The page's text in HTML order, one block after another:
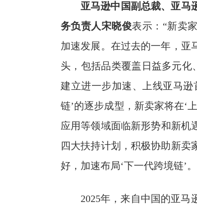
亚马逊中国副总裁、亚马
务负责人宋晓俊表示：“新卖
加速发展。在过去的一年，亚
头，包括品类覆盖日益多元化
建立进一步加速、上线亚马
链’的逐步成型，新卖家将在‘
应用等领域面临新形势和新机
四大扶持计划，积极协助新卖
好，加速布局‘下一代跨境链’
2025年，来自中国的亚马